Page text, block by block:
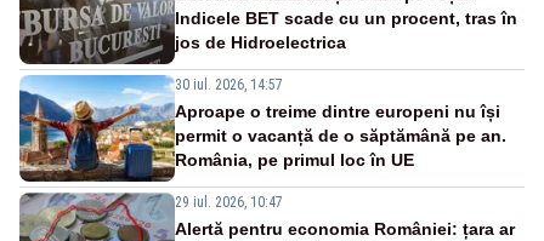
Indicele BET scade cu un procent, tras în
jos de Hidroelectrica
30 iul. 2026, 14:57
Aproape o treime dintre europeni nu își
permit o vacanță de o săptămână pe an.
România, pe primul loc în UE
29 iul. 2026, 10:47
Alertă pentru economia României: țara ar